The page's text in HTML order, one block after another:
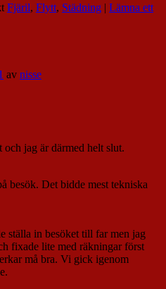
Fjäril, Flytt, Städning | Lämna ett
av nisse
och jag är därmed helt slut.
besök. Det bidde mest tekniska
ställa in besöket till far men jag
fixade lite med räkningar först
må bra. Vi gick igenom